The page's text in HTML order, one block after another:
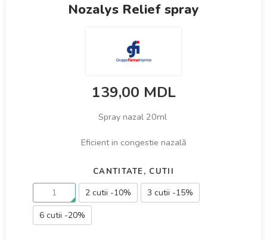
Nozalys Relief spray
139,00 MDL
Spray nazal 20ml
Eficient in congestie nazală
CANTITATE, CUTII
1 2 cutii -10%
3 cutii -15%
6 cutii -20%